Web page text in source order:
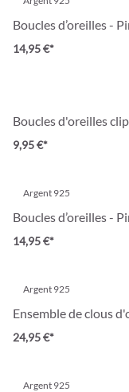
Boucles d’oreilles -
14,95 €*
Boucles d'oreilles
9,95 €*
Argent 925
Boucles d’oreilles -
14,95 €*
Argent 925
Ensemble de clous
24,95 €*
Argent 925